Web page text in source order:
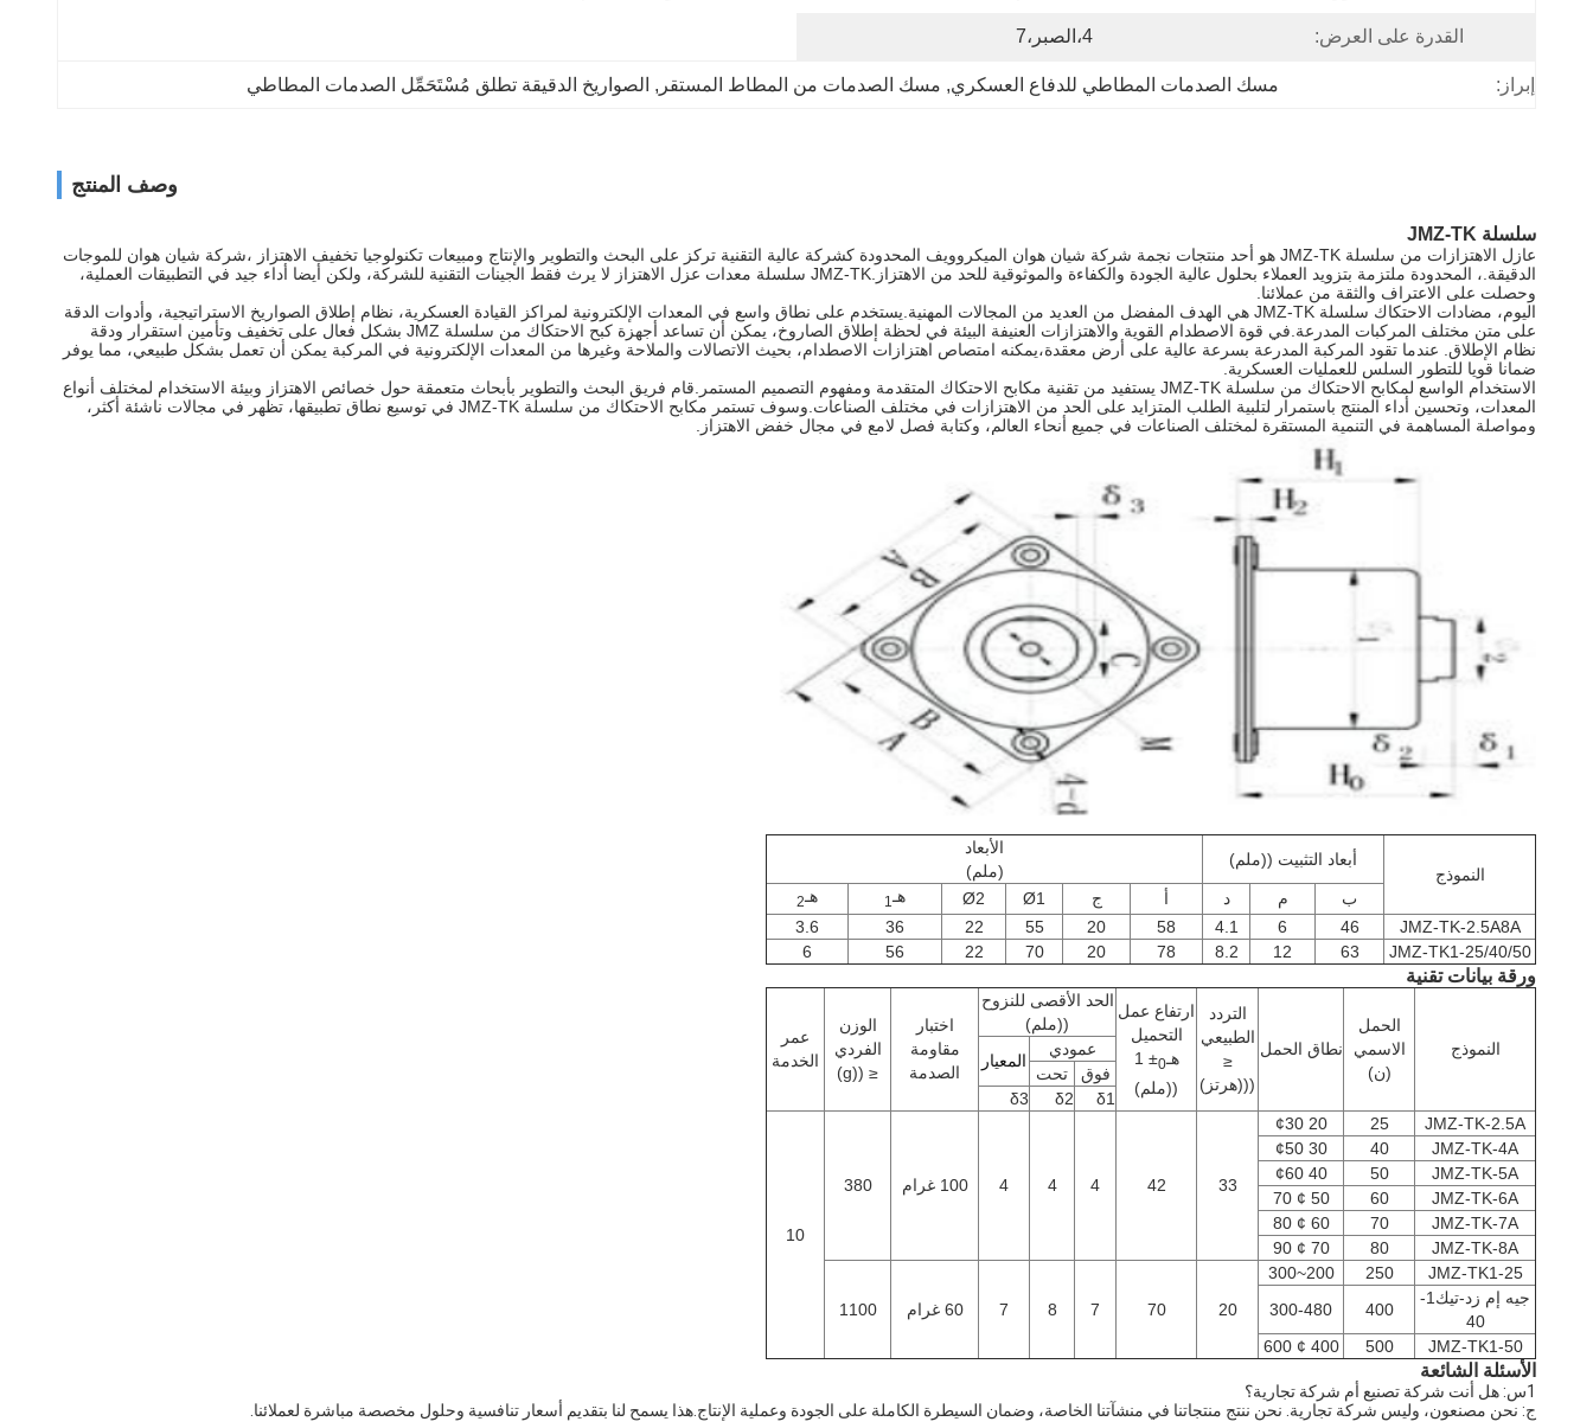
القدرة على العرض: 4،الصبر،7
إبراز: مسك الصدمات المطاطي للدفاع العسكري, مسك الصدمات من المطاط المستقر , الصواريخ الدقيقة تطلق مُسْتَحَمِّل الصدمات المطاطي
وصف المنتج
سلسلة JMZ-TK
عازل الاهتزازات من سلسلة JMZ-TK هو أحد منتجات نجمة شركة شيان هوان الميكروويف المحدودة كشركة عالية التقنية تركز على البحث والتطوير والإنتاج ومبيعات تكنولوجيا تخفيف الاهتزاز ،شركة شيان هوان للموجات
الدقيقة.، المحدودة ملتزمة بتزويد العملاء بحلول عالية الجودة والكفاءة والموثوقية للحد من الاهتزاز.JMZ-TK سلسلة معدات عزل الاهتزاز لا يرث فقط الجينات التقنية للشركة، ولكن أيضا أداء جيد في التطبيقات العملية،
وحصلت على الاعتراف والثقة من عملائنا.
اليوم، مضادات الاحتكاك سلسلة JMZ-TK هي الهدف المفضل من العديد من المجالات المهنية.يستخدم على نطاق واسع في المعدات الإلكترونية لمراكز القيادة العسكرية، نظام إطلاق الصواريخ الاستراتيجية، وأدوات الدقة
على متن مختلف المركبات المدرعة.في قوة الاصطدام القوية والاهتزازات العنيفة البيئة في لحظة إطلاق الصاروخ، يمكن أن تساعد أجهزة كبح الاحتكاك من سلسلة JMZ بشكل فعال على تخفيف وتأمين استقرار ودقة
نظام الإطلاق. عندما تقود المركبة المدرعة بسرعة عالية على أرض معقدة،يمكنه امتصاص اهتزازات الاصطدام، بحيث الاتصالات والملاحة وغيرها من المعدات الإلكترونية في المركبة يمكن أن تعمل بشكل طبيعي، مما يوفر
ضمانا قويا للتطور السلس للعمليات العسكرية.
الاستخدام الواسع لمكابح الاحتكاك من سلسلة JMZ-TK يستفيد من تقنية مكابح الاحتكاك المتقدمة ومفهوم التصميم المستمر.قام فريق البحث والتطوير بأبحاث متعمقة حول خصائص الاهتزاز وبيئة الاستخدام لمختلف أنواع
المعدات، وتحسين أداء المنتج باستمرار لتلبية الطلب المتزايد على الحد من الاهتزازات في مختلف الصناعات.وسوف تستمر مكابح الاحتكاك من سلسلة JMZ-TK في توسيع نطاق تطبيقها، تظهر في مجالات ناشئة أكثر،
ومواصلة المساهمة في التنمية المستقرة لمختلف الصناعات في جميع أنحاء العالم، وكتابة فصل لامع في مجال خفض الاهتزاز.
النموذج
أبعاد التثبيت ((ملم)
الأبعاد
(ملم)
ب
م د أ ج Ø1
Ø2 هـ1 هـ2
JMZ-TK-2.5A8A
46
6
4.1
58
20
55
22
36
3.6
JMZ-TK1-25/40/50
63
12
8.2
78
20
70
22
56
6
ورقة بيانات تقنية
النموذج
الحمل
الاسمي
(ن)
نطاق الحمل
التردد
الطبيعي
≤
(((هرتز)
ارتفاع عمل
التحميل
هـ0
± 1
((ملم)
الحد الأقصى للنزوح
((ملم)
اختبار
مقاومة
الصدمة
الوزن
الفردي
≤ ((g)
عمر
الخدمة
عمودي
المعيار
فوق
تحت
δ1
δ2
δ3
JMZ-TK-2.5A
25
20 ¢30
33
42
4
4
4 100 غرام 380
10
JMZ-TK-4A
40
30 ¢50
JMZ-TK-5A
50
40 ¢60
JMZ-TK-6A
60
50 ¢ 70
JMZ-TK-7A
70
60 ¢ 80
JMZ-TK-8A
80
70 ¢ 90
JMZ-TK1-25
250
200~300
20
70
7
8
7 60 غرام 1100
جيه إم زد-تيك1-
40
400
300-480
JMZ-TK1-50
500
400 ¢ 600
الأسئلة الشائعة
1س: هل أنت شركة تصنيع أم شركة تجارية؟
ج: نحن مصنعون، وليس شركة تجارية. نحن ننتج منتجاتنا في منشآتنا الخاصة، وضمان السيطرة الكاملة على الجودة وعملية الإنتاج.هذا يسمح لنا بتقديم أسعار تنافسية وحلول مخصصة مباشرة لعملائنا.